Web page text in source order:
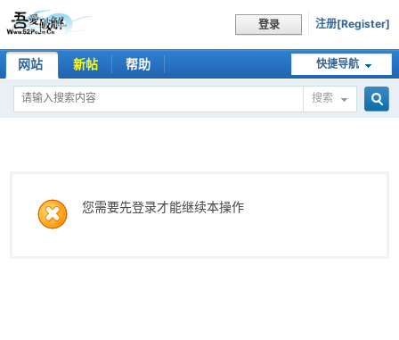
登录 注册[Register]
快捷导航
网站 新帖 帮助
搜索
您需要先登录才能继续本操作